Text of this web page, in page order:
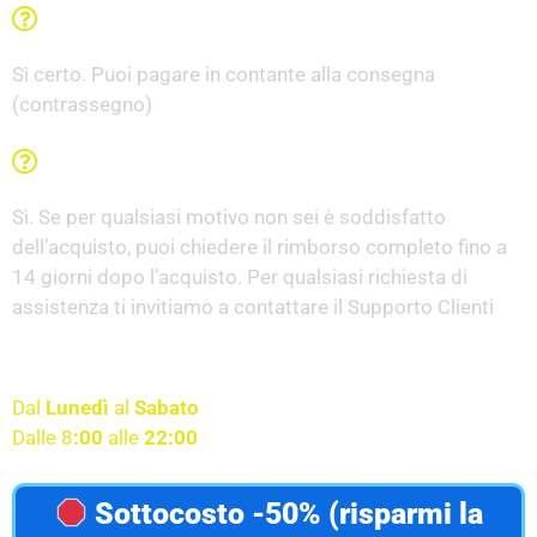
Sì certo. Puoi pagare in contante alla consegna
(contrassegno)
Sì. Se per qualsiasi motivo non sei è soddisfatto
dell’acquisto, puoi chiedere il rimborso completo fino a
14 giorni dopo l’acquisto. Per qualsiasi richiesta di
assistenza ti invitiamo a contattare il Supporto Clienti
Dal Lunedì al Sabato
Dalle 8:00 alle 22:00
Sottocosto -50% (risparmi la